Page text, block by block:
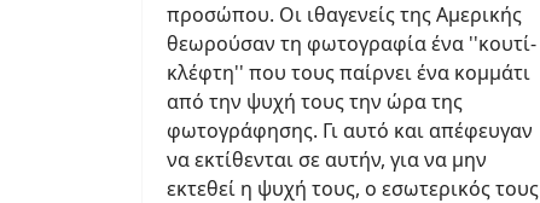
προσώπου. Οι ιθαγενείς της Αμερικής
θεωρούσαν τη φωτογραφία ένα ''κουτί-
κλέφτη'' που τους παίρνει ένα κομμάτι
από την ψυχή τους την ώρα της
φωτογράφησης. Γι αυτό και απέφευγαν
να εκτίθενται σε αυτήν, για να μην
εκτεθεί η ψυχή τους, ο εσωτερικός τους